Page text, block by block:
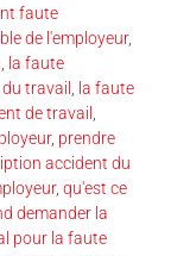
faute
de l'employeur,
, la faute
travail , la faute
de travail ,
, prendre
accident du
, qu'est ce
demander la
pour la faute